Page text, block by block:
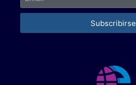
Subscribirse